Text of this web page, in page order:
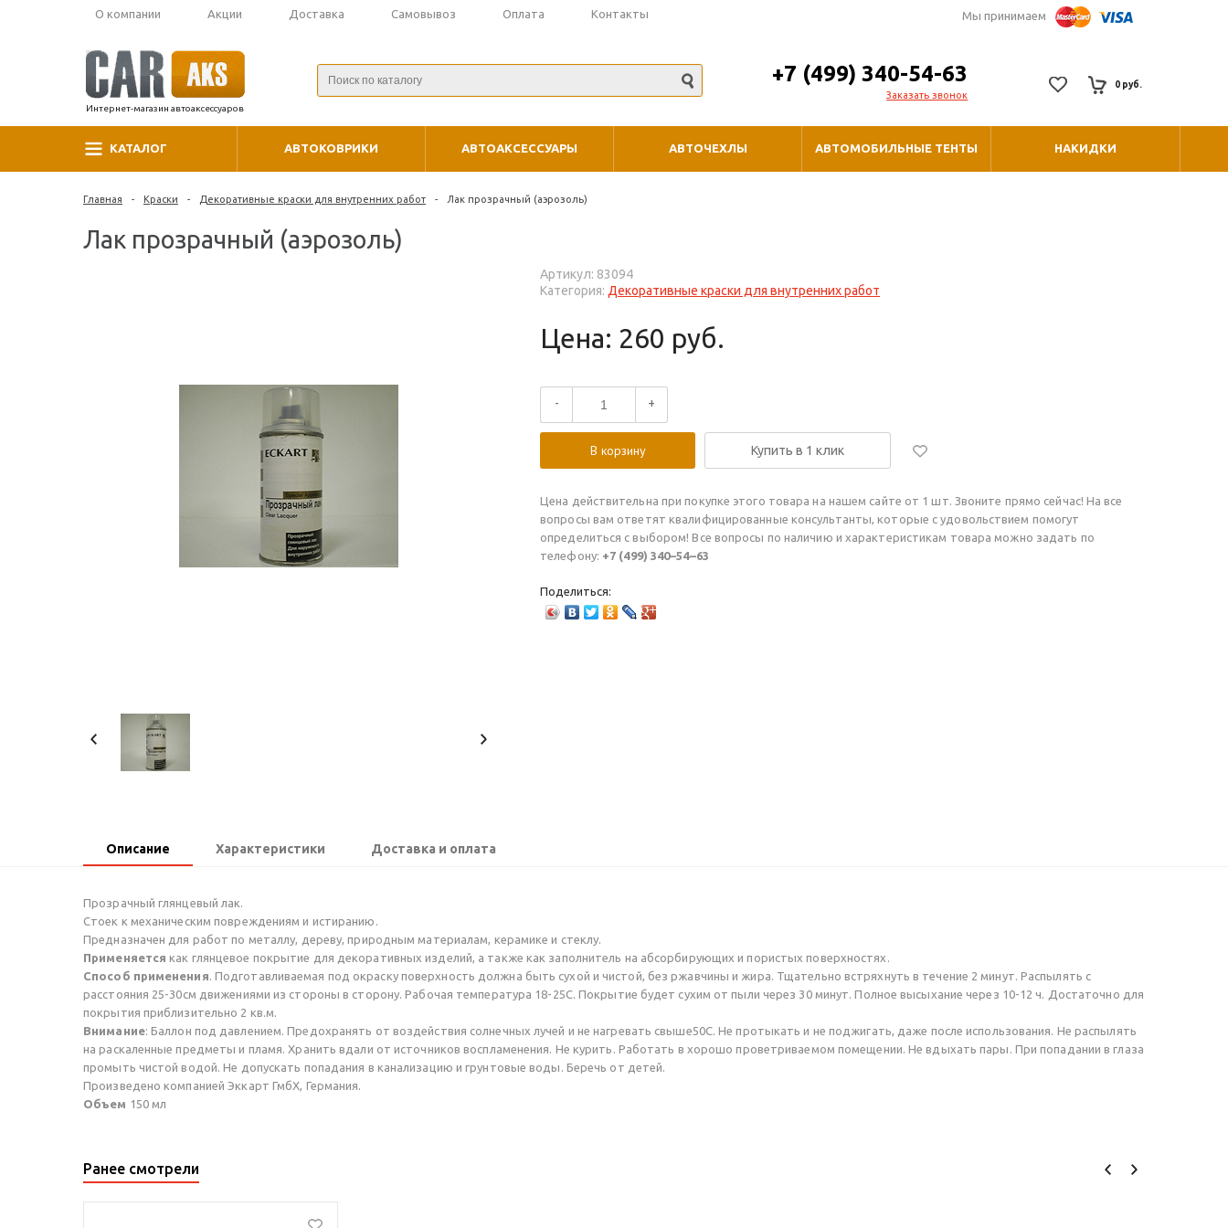
О компании Акции Доставка Самовывоз Оплата Контакты Мы принимаем
Интернет-магазин автоаксессуаров
+7 (499) 340-54-63
Заказать звонок
0 руб.
КАТАЛОГ АВТОКОВРИКИ АВТОАКСЕССУАРЫ АВТОЧЕХЛЫ АВТОМОБИЛЬНЫЕ ТЕНТЫ НАКИДКИ
Главная - Краски - Декоративные краски для внутренних работ - Лак прозрачный (аэрозоль)
Лак прозрачный (аэрозоль)
Артикул: 83094
Категория: Декоративные краски для внутренних работ
Цена: 260 руб.
- +
В корзину Купить в 1 клик
Цена действительна при покупке этого товара на нашем сайте от 1 шт. Звоните прямо сейчас! На все
вопросы вам ответят квалифицированные консультанты, которые с удовольствием помогут
определиться с выбором! Все вопросы по наличию и характеристикам товара можно задать по
телефону: +7 (499) 340–54–63
Поделиться:
Описание Характеристики Доставка и оплата
Прозрачный глянцевый лак.
Стоек к механическим повреждениям и истиранию.
Предназначен для работ по металлу, дереву, природным материалам, керамике и стеклу.
Применяется как глянцевое покрытие для декоративных изделий, а также как заполнитель на абсорбирующих и пористых поверхностях.
Способ применения. Подготавливаемая под окраску поверхность должна быть сухой и чистой, без ржавчины и жира. Тщательно встряхнуть в течение 2 минут. Распылять с
расстояния 25-30см движениями из стороны в сторону. Рабочая температура 18-25С. Покрытие будет сухим от пыли через 30 минут. Полное высыхание через 10-12 ч. Достаточно для
покрытия приблизительно 2 кв.м.
Внимание: Баллон под давлением. Предохранять от воздействия солнечных лучей и не нагревать свыше50С. Не протыкать и не поджигать, даже после использования. Не распылять
на раскаленные предметы и пламя. Хранить вдали от источников воспламенения. Не курить. Работать в хорошо проветриваемом помещении. Не вдыхать пары. При попадании в глаза
промыть чистой водой. Не допускать попадания в канализацию и грунтовые воды. Беречь от детей.
Произведено компанией Эккарт ГмбХ, Германия.
Объем 150 мл
Ранее смотрели